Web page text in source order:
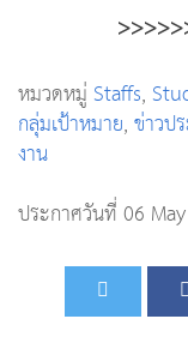
หมวดหมู่Staffs,
กลุ่มเป้าหมาย,ข่าวป
งาน
ประกาศวันที่ 06